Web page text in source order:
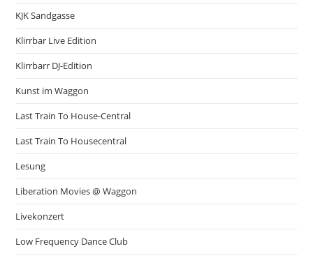
KJK Sandgasse
Klirrbar Live Edition
Klirrbarr DJ-Edition
Kunst im Waggon
Last Train To House-Central
Last Train To Housecentral
Lesung
Liberation Movies @ Waggon
Livekonzert
Low Frequency Dance Club